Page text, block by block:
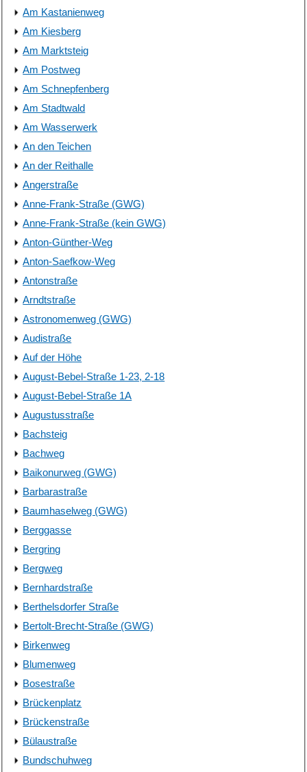
Am Kastanienweg
Am Kiesberg
Am Marktsteig
Am Postweg
Am Schnepfenberg
Am Stadtwald
Am Wasserwerk
An den Teichen
An der Reithalle
Angerstraße
Anne-Frank-Straße (GWG)
Anne-Frank-Straße (kein GWG)
Anton-Günther-Weg
Anton-Saefkow-Weg
Antonstraße
Arndtstraße
Astronomenweg (GWG)
Audistraße
Auf der Höhe
August-Bebel-Straße 1-23, 2-18
August-Bebel-Straße 1A
Augustusstraße
Bachsteig
Bachweg
Baikonurweg (GWG)
Barbarastraße
Baumhaselweg (GWG)
Berggasse
Bergring
Bergweg
Bernhardstraße
Berthelsdorfer Straße
Bertolt-Brecht-Straße (GWG)
Birkenweg
Blumenweg
Bosestraße
Brückenplatz
Brückenstraße
Bülaustraße
Bundschuhweg